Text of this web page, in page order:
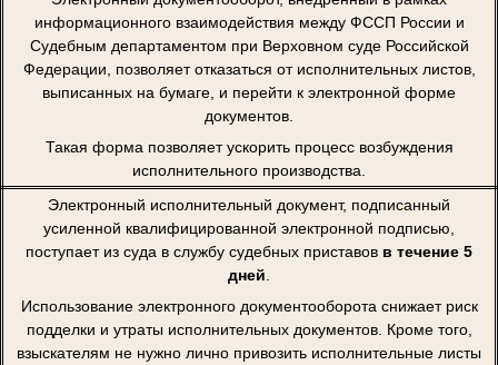
информационного взаимодействия между ФССП России и
Судебным департаментом при Верховном суде Российской
Федерации, позволяет отказаться от исполнительных листов,
выписанных на бумаге, и перейти к электронной форме
документов.
Такая форма позволяет ускорить процесс возбуждения
исполнительного производства.
Электронный исполнительный документ, подписанный
усиленной квалифицированной электронной подписью,
поступает из суда в службу судебных приставов в течение 5
дней
Использование электронного документооборота снижает риск
подделки и утраты исполнительных документов. Кроме того,
взыскателям не нужно лично привозить исполнительные листы